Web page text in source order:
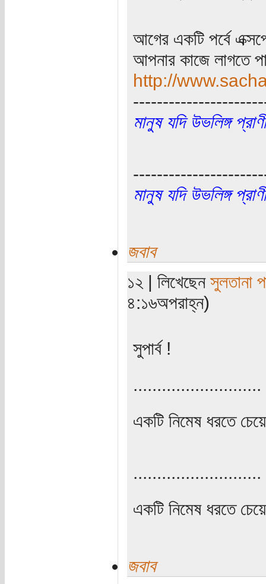
আগের একটি পর্বে
আপনার কাজে লাগতে
http://
মানুষ যদি উভলিঙ্গ
মানুষ যদি উভলিঙ্গ
জবাব
১২ | লিখেছেন সুলতানা
৪:১৬অপরাহ্ন)
সুপার্ব !
...........................
একটি নিমেষ ধরতে
...........................
একটি নিমেষ ধরতে
জবাব